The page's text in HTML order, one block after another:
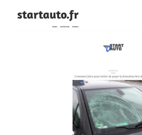
startauto.fr